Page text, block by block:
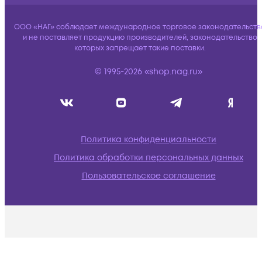
ООО «НАГ» соблюдает международное торговое
и не поставляет продукцию производителей, законодательство
которых запрещает такие поставки.
© 1995-2026 «shop.nag.ru»
Политика конфиденциальности
Политика обработки персональных данных
Пользовательское соглашение